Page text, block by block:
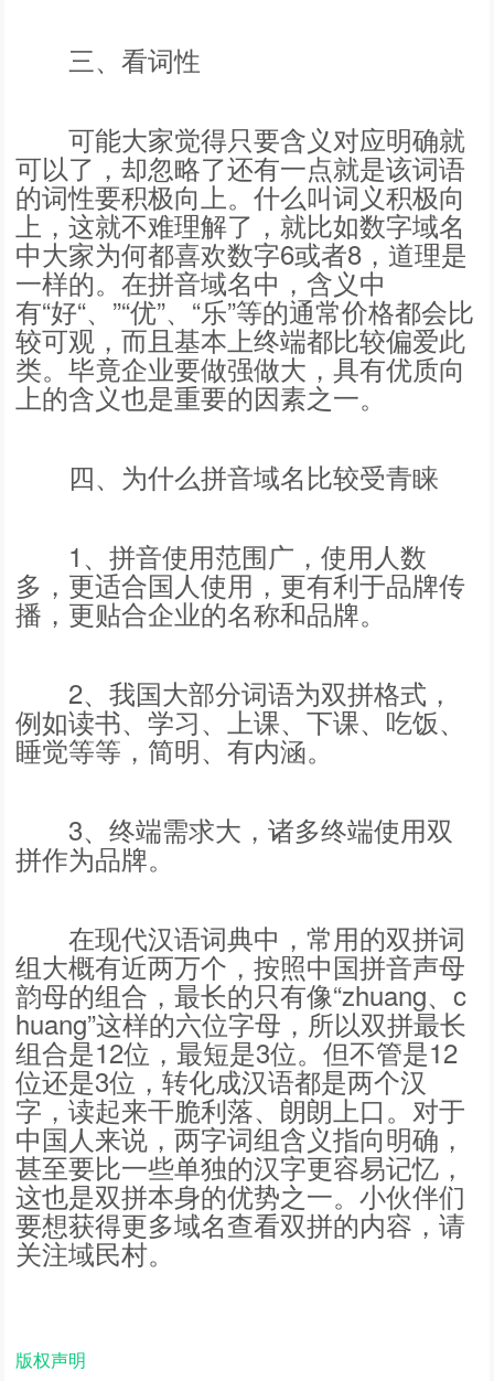
三、看词性
可能大家觉得只要含义对应明确就
可以了，却忽略了还有一点就是该词语
的词性要积极向上。什么叫词义积极向
上，这就不难理解了，就比如数字域名
中大家为何都喜欢数字6或者8，道理是
一样的。在拼音域名中，含义中
有“好“、”“优”、“乐”等的通常价格都会比
较可观，而且基本上终端都比较偏爱此
类。毕竟企业要做强做大，具有优质向
上的含义也是重要的因素之一。
四、为什么拼音域名比较受青睐
1、拼音使用范围广，使用人数
多，更适合国人使用，更有利于品牌传
播，更贴合企业的名称和品牌。
2、我国大部分词语为双拼格式，
例如读书、学习、上课、下课、吃饭、
睡觉等等，简明、有内涵。
3、终端需求大，诸多终端使用双
拼作为品牌。
在现代汉语词典中，常用的双拼词
组大概有近两万个，按照中国拼音声母
韵母的组合，最长的只有像“zhuang、c
huang”这样的六位字母，所以双拼最长
组合是12位，最短是3位。但不管是12
位还是3位，转化成汉语都是两个汉
字，读起来干脆利落、朗朗上口。对于
中国人来说，两字词组含义指向明确，
甚至要比一些单独的汉字更容易记忆，
这也是双拼本身的优势之一。小伙伴们
要想获得更多域名查看双拼的内容，请
关注域民村。
版权声明